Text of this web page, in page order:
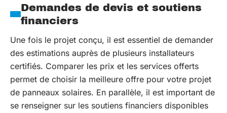
Demandes de devis et soutiens
financiers
Une fois le projet conçu, il est essentiel de demander
des estimations auprès de plusieurs installateurs
certifiés. Comparer les prix et les services offerts
permet de choisir la meilleure offre pour votre projet
de panneaux solaires. En parallèle, il est important de
se renseigner sur les soutiens financiers disponibles